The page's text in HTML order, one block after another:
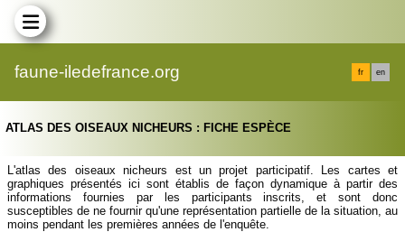
faune-iledefrance.org fr en
ATLAS DES OISEAUX NICHEURS : FICHE ESPÈCE
L'atlas des oiseaux nicheurs est un projet participatif. Les cartes et
graphiques présentés ici sont établis de façon dynamique à partir des
informations fournies par les participants inscrits, et sont donc
susceptibles de ne fournir qu'une représentation partielle de la situation, au
moins pendant les premières années de l'enquête.